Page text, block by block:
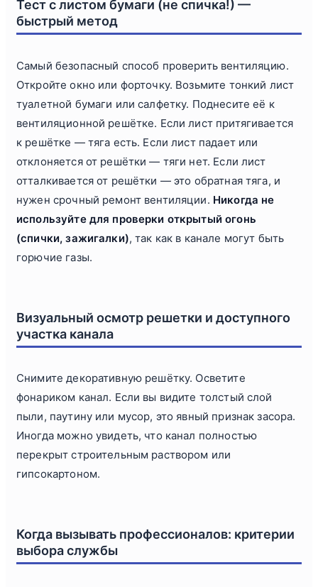
Тест с листом бумаги (не спичка!) —
быстрый метод
Самый безопасный способ проверить вентиляцию.
Откройте окно или форточку. Возьмите тонкий лист
туалетной бумаги или салфетку. Поднесите её к
вентиляционной решётке. Если лист притягивается
к решётке — тяга есть. Если лист падает или
отклоняется от решётки — тяги нет. Если лист
отталкивается от решётки — это обратная тяга, и
нужен срочный ремонт вентиляции. Никогда не
используйте для проверки открытый огонь
(спички, зажигалки), так как в канале могут быть
горючие газы.
Визуальный осмотр решетки и доступного
участка канала
Снимите декоративную решётку. Осветите
фонариком канал. Если вы видите толстый слой
пыли, паутину или мусор, это явный признак засора.
Иногда можно увидеть, что канал полностью
перекрыт строительным раствором или
гипсокартоном.
Когда вызывать профессионалов: критерии
выбора службы